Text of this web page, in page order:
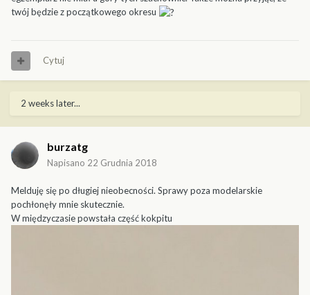
twój będzie z początkowego okresu
Cytuj
2 weeks later...
burzatg
Napisano 22 Grudnia 2018
Melduję się po długiej nieobecności. Sprawy poza modelarskie
pochłonęły mnie skutecznie.
W międzyczasie powstała część kokpitu